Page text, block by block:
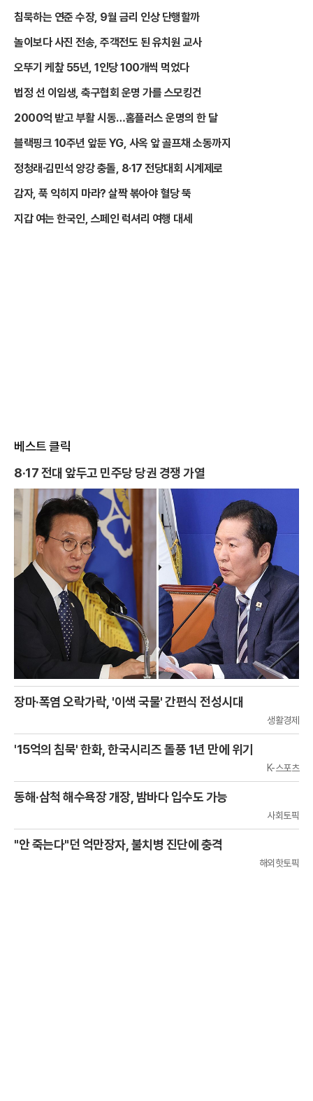
침묵하는 연준 수장, 9월 금리 인상 단행할까
놀이보다 사진 전송, 주객전도 된 유치원 교사
오뚜기 케챂 55년, 1인당 100개씩 먹었다
법정 선 이임생, 축구협회 운명 가를 스모킹건
2000억 받고 부활 시동…홈플러스 운명의 한 달
블랙핑크 10주년 앞둔 YG, 사옥 앞 골프채 소동까지
정청래·김민석 양강 충돌, 8·17 전당대회 시계제로
감자, 푹 익히지 마라? 살짝 볶아야 혈당 뚝
지갑 여는 한국인, 스페인 럭셔리 여행 대세
베스트 클릭
8·17 전대 앞두고 민주당 당권 경쟁 가열
장마·폭염 오락가락, '이색 국물' 간편식 전성시대
생활경제
'15억의 침묵' 한화, 한국시리즈 돌풍 1년 만에 위기
K-스포츠
동해·삼척 해수욕장 개장, 밤바다 입수도 가능
사회토픽
"안 죽는다"던 억만장자, 불치병 진단에 충격
해외핫토픽